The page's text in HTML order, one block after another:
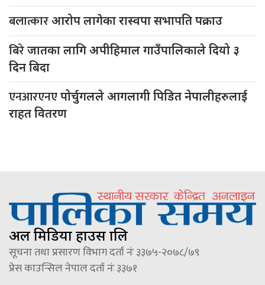
बलात्कारआरोप लागेका रास्वपा सभापति पक्राउ
बिरेजातका लागि अपीहिमाल गाउँपालिकाले दियो ३
दिन बिदा
एनआरएनएपोर्चुगलले आगलागी पिडित नेपालीहरुलाई
राहत वितरण
अल मिडिया हाउस प्रालि
सूचना तथा प्रसारण विभाग दर्ता नंः ३३७५-२०७८/७९
प्रेस काउन्सिल नेपाल दर्ता नंः ३३७१